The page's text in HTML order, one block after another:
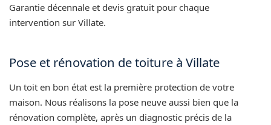
Garantie décennale et devis gratuit pour chaque
intervention sur Villate.
Pose et rénovation de toiture à Villate
Un toit en bon état est la première protection de votre
maison. Nous réalisons la pose neuve aussi bien que la
rénovation complète, après un diagnostic précis de la